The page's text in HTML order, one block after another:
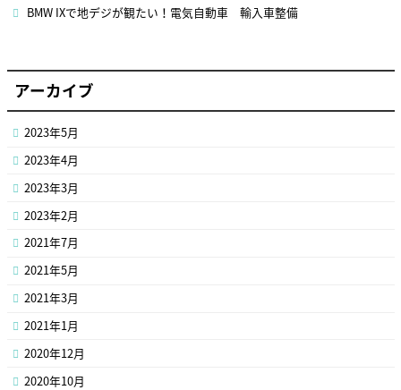
BMW IXで地デジが観たい！電気自動車 輸入車整備
アーカイブ
2023年5月
2023年4月
2023年3月
2023年2月
2021年7月
2021年5月
2021年3月
2021年1月
2020年12月
2020年10月